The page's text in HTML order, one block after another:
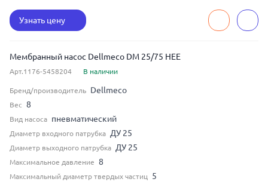
Узнать цену
Мембранный насос Dellmeco DM 25/75 HEE
Арт.1176-5458204 В наличии
Бренд/производитель Dellmeco
Вес 8
Вид насоса пневматический
Диаметр входного патрубка ДУ 25
Диаметр выходного патрубка ДУ 25
Максимальное давление 8
Максимальный диаметр твердых частиц 5